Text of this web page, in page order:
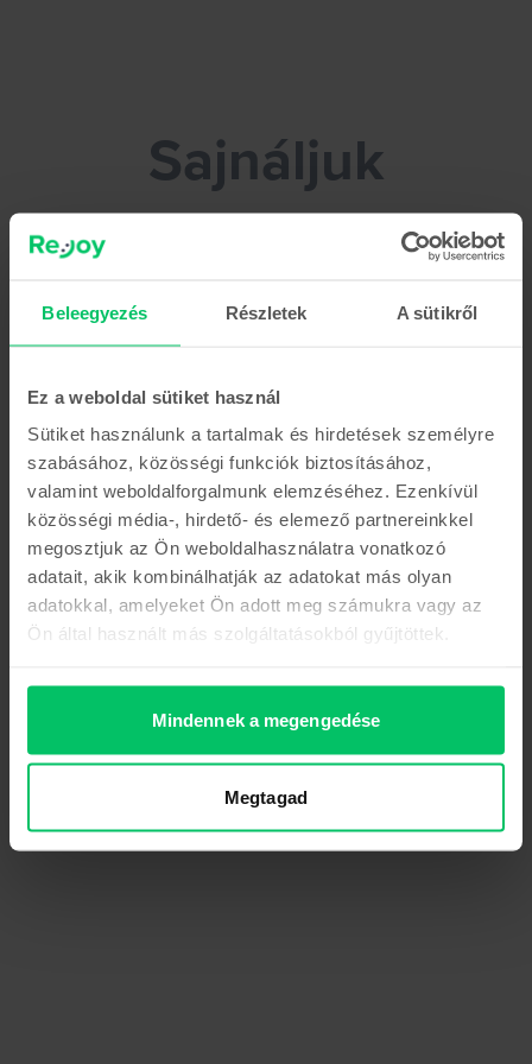
Beleegyezés Részletek A sütikről
Ez a weboldal sütiket használ
Sütiket használunk a tartalmak és hirdetések személyre
szabásához, közösségi funkciók biztosításához,
valamint weboldalforgalmunk elemzéséhez. Ezenkívül
közösségi média-, hirdető- és elemező partnereinkkel
megosztjuk az Ön weboldalhasználatra vonatkozó
adatait, akik kombinálhatják az adatokat más olyan
adatokkal, amelyeket Ön adott meg számukra vagy az
Ön által használt más szolgáltatásokból gyűjtöttek.
Mindennek a megengedése
Megtagad
Sajnáljuk
Tarthatsz egy kávészünetet, amíg